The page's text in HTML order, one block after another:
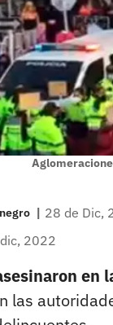
| 28 de Dic,
2022
en
las